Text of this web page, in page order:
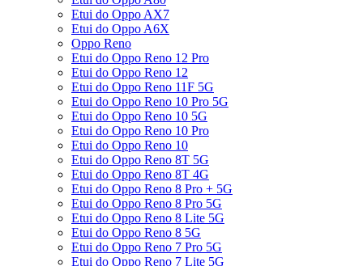
Etui do Oppo AX7
Etui do Oppo A6X
Oppo Reno
Etui do Oppo Reno 12 Pro
Etui do Oppo Reno 12
Etui do Oppo Reno 11F 5G
Etui do Oppo Reno 10 Pro 5G
Etui do Oppo Reno 10 5G
Etui do Oppo Reno 10 Pro
Etui do Oppo Reno 10
Etui do Oppo Reno 8T 5G
Etui do Oppo Reno 8T 4G
Etui do Oppo Reno 8 Pro + 5G
Etui do Oppo Reno 8 Pro 5G
Etui do Oppo Reno 8 Lite 5G
Etui do Oppo Reno 8 5G
Etui do Oppo Reno 7 Pro 5G
Etui do Oppo Reno 7 Lite 5G